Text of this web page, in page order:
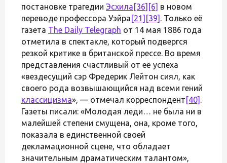
постановке трагедии Эсхила [36] [6] в новом
переводе профессора Уэйра [21] [39] . Только её
газета The Daily Telegraph от 14 мая 1886 года
отметила в спектакле, который подвергся
резкой критике в британской прессе. Во время
представления счастливый от её успеха
«вездесущий сэр Фредерик Лейтон сиял, как
своего рода возвышающийся над всеми гений
классицизма», — отмечал корреспондент [40] .
Газеты писали: «Молодая леди… не была ни в
малейшей степени смущена, она, кроме того,
показала в единственной своей
декламационной сцене, что обладает
значительным драматическим талантом»,